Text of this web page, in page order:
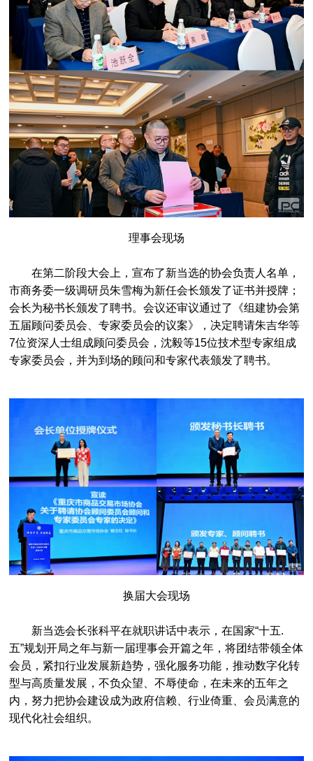
理事会现场
在第二阶段大会上，宣布了新当选的协会负责人名单，
市商务委一级调研员朱雪梅为新任会长颁发了证书并授牌；
会长为秘书长颁发了聘书。会议还审议通过了《组建协会第
五届顾问委员会、专家委员会的议案》，决定聘请朱吉华等
7位资深人士组成顾问委员会，沈毅等15位技术型专家组成
专家委员会，并为到场的顾问和专家代表颁发了聘书。
换届大会现场
新当选会长张科平在就职讲话中表示，在国家“十五.
五”规划开局之年与新一届理事会开篇之年，将团结带领全体
会员，紧扣行业发展新趋势，强化服务功能，推动数字化转
型与高质量发展，不负众望、不辱使命，在未来的五年之
内，努力把协会建设成为政府信赖、行业倚重、会员满意的
现代化社会组织。